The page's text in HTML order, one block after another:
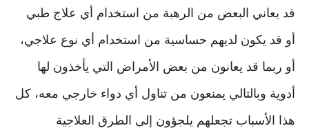
قد يعاني البعض من الرهبة من استخدام أي علاج طبي
أو قد يكون لديهم حساسية من استخدام أي نوع علاجي،
أو ربما قد يعانون من بعض الأمراض التي يأخذون لها
أدوية وبالتالي يمنعون من تناول أي دواء خارجي معه، كل
هذا الأسباب تجعلهم يلجؤون إلى الطرق العلاجية